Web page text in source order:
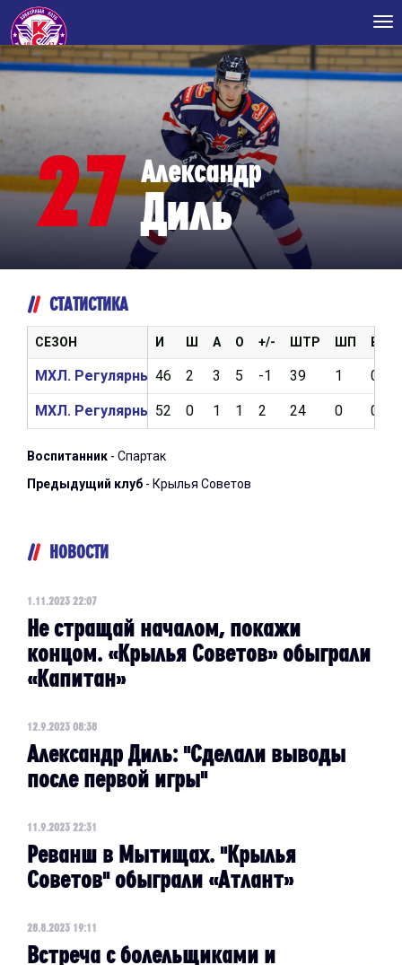
27 Александр
Диль
СТАТИСТИКА
И Ш А О +/- ШТР ШП ВБР
46 2 3 5 -1 39 1 0
52 0 1 1 2 24 0 0
СЕЗОН
МХЛ. Регулярный чемпионат 2023/2024
МХЛ. Регулярный чемпионат 2022/2023
Воспитанник - Спартак
Предыдущий клуб - Крылья Советов
НОВОСТИ
1.11.2023 22:07
Не стращай началом, покажи
концом. «Крылья Советов» обыграли
«Капитан»
12.9.2023 08:38
Александр Диль: "Сделали выводы
после первой игры"
11.9.2023 22:31
Реванш в Мытищах. "Крылья
Советов" обыграли «Атлант»
28.8.2023 19:11
Встреча с болельщиками и